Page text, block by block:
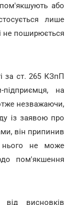
або
лише
не поширюється
за ст. 265 КЗпП
на
незважаючи,
із заявою про
він припинив
нього не може
пом'якшення
від висновків